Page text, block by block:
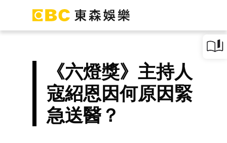
《六燈獎》主持人
寇紹恩因何原因緊
急送醫？